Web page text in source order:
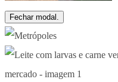
Fechar modal.